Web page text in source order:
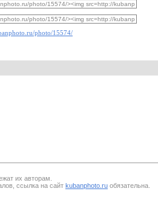
photo/15574/
их авторам.
ссылка на сайт kubanphoto.ru обязательна.